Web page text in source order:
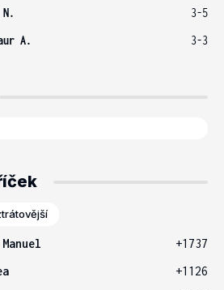
N.
3-5
A. 3-3
+1737
+1126